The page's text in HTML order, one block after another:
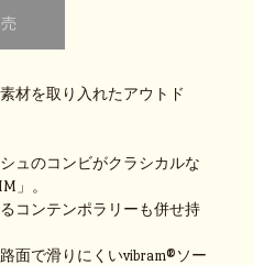
材を取り入れたアウトド
ュのコンビがクラシカルな
」。
コンテンポラリーも併せ持
面で滑りにくいvibram®ソー